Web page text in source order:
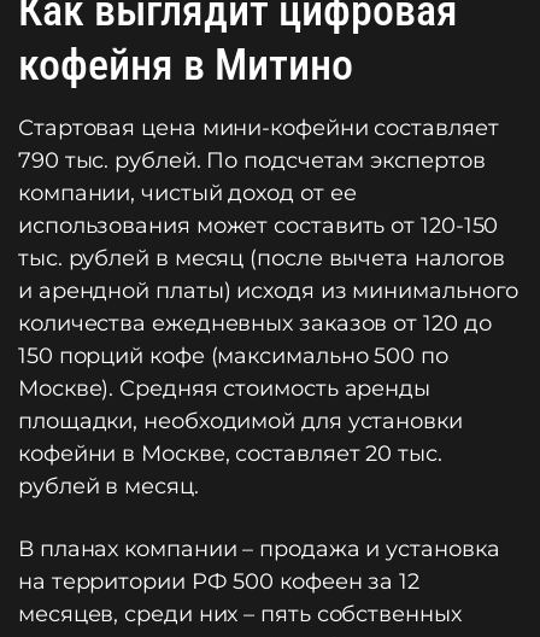
Как выглядит цифровая
кофейня в Митино
Стартовая цена мини-кофейни составляет
790 тыс. рублей. По подсчетам экспертов
компании, чистый доход от ее
использования может составить от 120-150
тыс. рублей в месяц (после вычета налогов
и арендной платы) исходя из минимального
количества ежедневных заказов от 120 до
150 порций кофе (максимально 500 по
Москве). Средняя стоимость аренды
площадки, необходимой для установки
кофейни в Москве, составляет 20 тыс.
рублей в месяц.
В планах компании – продажа и установка
на территории РФ 500 кофеен за 12
месяцев, среди них – пять собственных